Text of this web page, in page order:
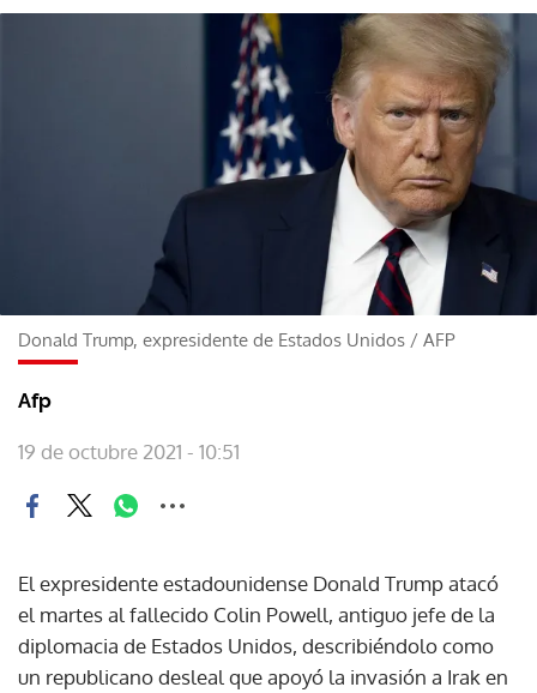
Donald Trump, expresidente de Estados Unidos / AFP
Afp
19 de octubre 2021 - 10:51
El expresidente estadounidense Donald Trump atacó
el martes al fallecido Colin Powell, antiguo jefe de la
diplomacia de Estados Unidos, describiéndolo como
un republicano desleal que apoyó la invasión a Irak en